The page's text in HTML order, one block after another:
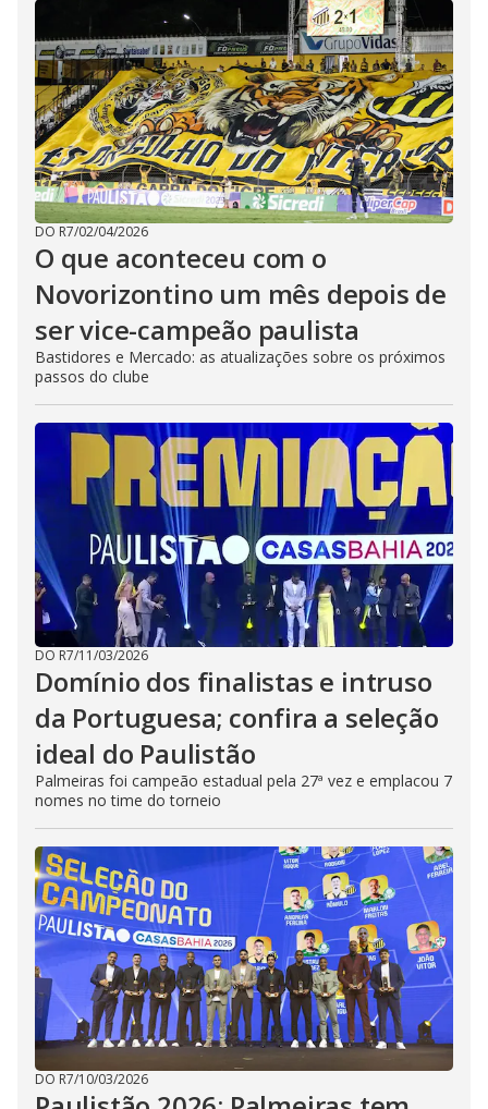
DO R7/02/04/2026
O que aconteceu com o
Novorizontino um mês depois de
ser vice-campeão paulista
Bastidores e Mercado: as atualizações sobre os próximos
passos do clube
DO R7/11/03/2026
Domínio dos finalistas e intruso
da Portuguesa; confira a seleção
ideal do Paulistão
Palmeiras foi campeão estadual pela 27ª vez e emplacou 7
nomes no time do torneio
DO R7/10/03/2026